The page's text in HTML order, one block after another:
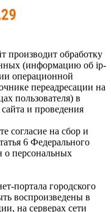
производит обработку
(информацию об ip-
операционной
переадресации на
пользователя) в
и проведения
согласие на сбор и
6 Федерального
о персональных
портала городского
воспроизведены в
на серверах сети